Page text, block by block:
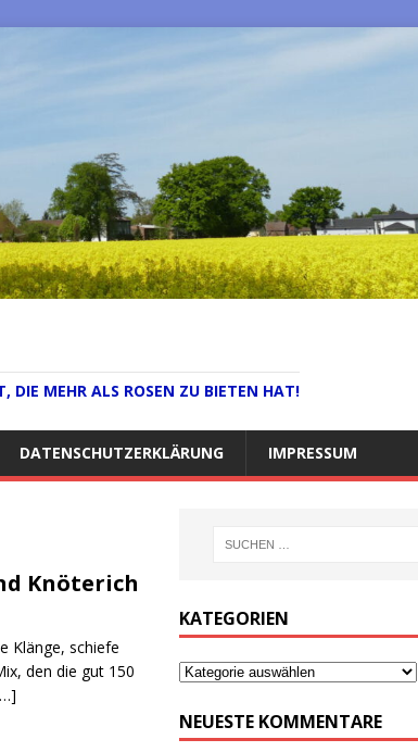
DIE MEHR ALS ROSEN ZU BIETEN HAT!
DATENSCHUTZERKLÄRUNG IMPRESSUM
Knöterich
Klänge, schiefe
den die gut 150
KATEGORIEN
NEUESTE KOMMENTARE